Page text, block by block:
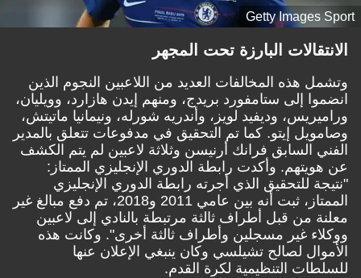
Getty Images Sport
الانتقالات البارزة تحت المجهر
وتشمل هذه المخالفات العديد من اللاعبين النجوم الذين
انضموا إلى ستامفورد بريدج، ومنهم إيدن هازارد، وويليان،
وراميريس، وديفيد لويز، وأندريه شورله، ونيمانيا ماتيتش،
وصامويل إيتو. كما تم التحقيق في مدفوعات تتعلق بالمدير
الفني السابق فرانك أرنيسن وثلاثة لاعبين لم يتم الكشف
عن هويتهم. وأكدت رابطة الدوري الإنجليزي الممتاز:
"نتيجة للتحقيق الذي أجرته رابطة الدوري الإنجليزي
الممتاز، ثبت أنه بين عامي 2011 و2018، تم دفع مبالغ غير
معلنة من قبل أطراف ثالثة مرتبطة بالنادي إلى لاعبين
ووكلاء غير مسجلين وأطراف ثالثة أخرى". وكانت هذه
الأموال لصالح تشيلسي وكان ينبغي الإعلان عنها
للسلطات التنظيمية لكرة القدم.